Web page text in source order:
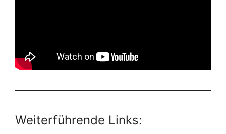
Weiterführende Links: